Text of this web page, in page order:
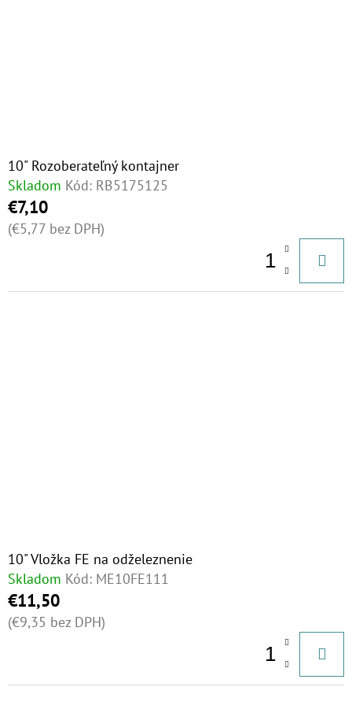
K
T
O
10" Rozoberateľný kontajner
Skladom Kód: RB5175125
€7,10
(€5,77 bez DPH)
10" Vložka FE na odželeznenie
Skladom Kód: ME10FE111
€11,50
(€9,35 bez DPH)